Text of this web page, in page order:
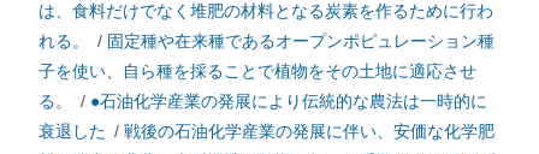
は、食料だけでなく堆肥の材料となる炭素を作るために行わ
れる。
/ 固定種や在来種であるオープンポピュレーション種
子を使い、自ら種を採ることで植物をその土地に適応させ
る。
/ ●石油化学産業の発展により伝統的な農法は一時的に
衰退した / 戦後の石油化学産業の発展に伴い、安価な化学肥